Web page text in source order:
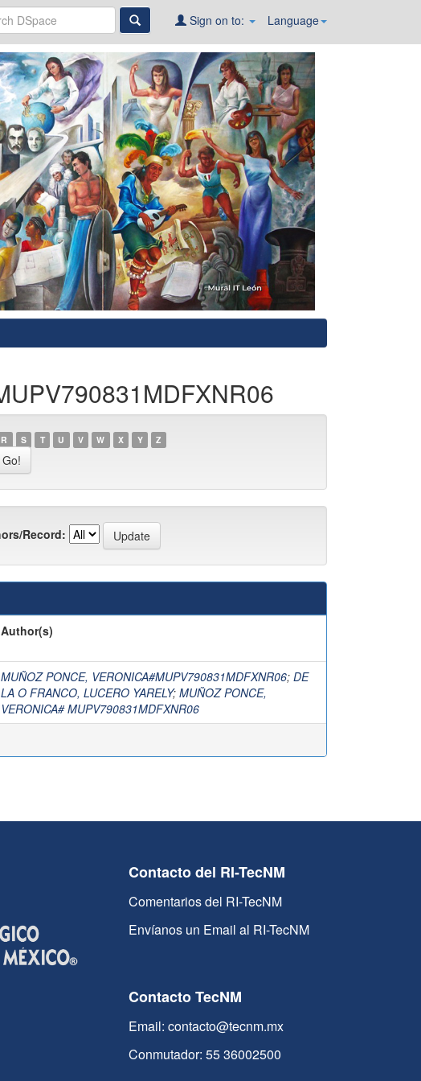
Language
Sign on to:
R S T U V W X Y Z
Record:
Author(s)
MUÑOZ PONCE, VERONICA#MUPV790831MDFXNR06; DE
LA O FRANCO, LUCERO YARELY; MUÑOZ PONCE,
VERONICA# MUPV790831MDFXNR06
Contacto del RI-TecNM
Comentarios del RI-TecNM
Envíanos un Email al RI-TecNM
Contacto TecNM
Email: contacto@tecnm.mx
Conmutador: 55 36002500